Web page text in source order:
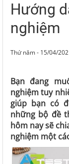
Hướng
nghiệm
Thứ năm - 15/04/
Bạn đang
nghiệm tuy
giúp bạn có
những bộ đề
hôm nay sẽ
nghiệm một